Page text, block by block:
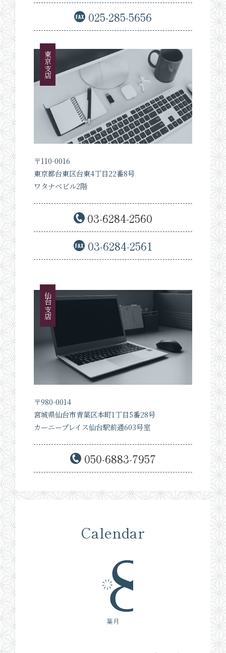
025-285-5656
東京支店
〒110-0016
東京都台東区台東4丁目22番8号
ワタナベビル2階
03-6284-2560
03-6284-2561
仙台支店
〒980-0014
宮城県仙台市青葉区本町1丁目5番28号
カーニープレイス仙台駅前通603号室
050-6883-7957
Calendar
葉月